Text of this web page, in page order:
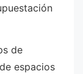
de
espacios